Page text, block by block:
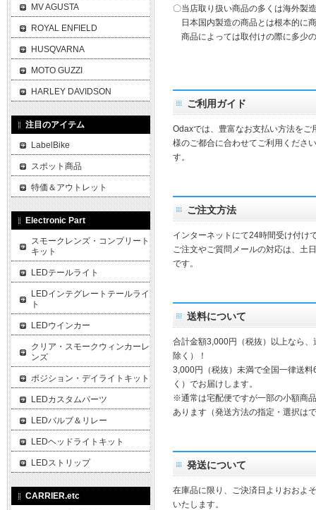
〇当店取り扱い商品の多くは海外製
日本国内製造の商品とは根本的に
商品によっては取付けの際に多少
ご利用ガイド
Odaxでは、豊富なお支払い方法を
様のご都合に合わせてご利用くださ
す。
ご注文方法
インターネットにて24時間受け付け
ご注文やご質問メールの対応は、土
です。
送料について
合計金額3,000円（税抜）以上なら
除く）！
3,000円（税抜）未満で全国一律送
く）でお届けします。
※通常は宅配便ですが一部の小額商
あります（発送方法の指定・選択は
発送について
在庫品に限り、ご決済日よりおおよ
いたします。
MV AGUSTA
ROYAL ENFIELD
HUSQVARNA
MOTO GUZZI
HARLEY DAVIDSON
注目のアイテム
LabelBike
スポット商品
特価＆アウトレット
Electronic Part
スモークレンズ・コンプリート
キット
LEDテールライト
LEDインテグレートテールライ
ト
LEDウインカー
クリア・スモークウィンカーレ
ンズ
ポジション・デイライトキット
LEDカスタムパーツ
LEDバルブ＆リレー
LEDヘッドライトキット
LEDストリップ
CARRIER.etc